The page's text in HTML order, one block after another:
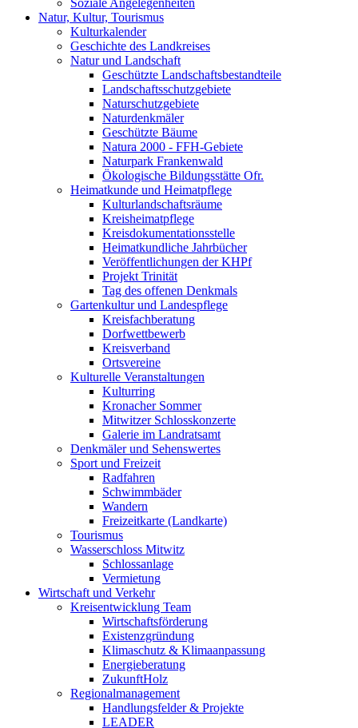
Soziale Angelegenheiten
Natur, Kultur, Tourismus
Kulturkalender
Geschichte des Landkreises
Natur und Landschaft
Geschützte Landschaftsbestandteile
Landschaftsschutzgebiete
Naturschutzgebiete
Naturdenkmäler
Geschützte Bäume
Natura 2000 - FFH-Gebiete
Naturpark Frankenwald
Ökologische Bildungsstätte Ofr.
Heimatkunde und Heimatpflege
Kulturlandschaftsräume
Kreisheimatpflege
Kreisdokumentationsstelle
Heimatkundliche Jahrbücher
Veröffentlichungen der KHPf
Projekt Trinität
Tag des offenen Denkmals
Gartenkultur und Landespflege
Kreisfachberatung
Dorfwettbewerb
Kreisverband
Ortsvereine
Kulturelle Veranstaltungen
Kulturring
Kronacher Sommer
Mitwitzer Schlosskonzerte
Galerie im Landratsamt
Denkmäler und Sehenswertes
Sport und Freizeit
Radfahren
Schwimmbäder
Wandern
Freizeitkarte (Landkarte)
Tourismus
Wasserschloss Mitwitz
Schlossanlage
Vermietung
Wirtschaft und Verkehr
Kreisentwicklung Team
Wirtschaftsförderung
Existenzgründung
Klimaschutz & Klimaanpassung
Energieberatung
ZukunftHolz
Regionalmanagement
Handlungsfelder & Projekte
LEADER